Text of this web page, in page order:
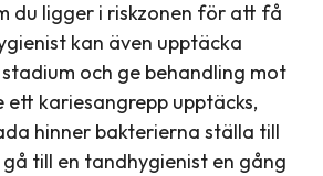
du ligger i riskzonen för att få
kan även upptäcka
och ge behandling mot
ett kariesangrepp upptäcks,
hinner bakterierna ställa till
till en tandhygienist en gång